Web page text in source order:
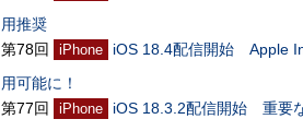
用推奨
第78回
iPhone
iOS 18.4配信開始 Apple
用可能に！
第77回
iPhone
iOS 18.3.2配信開始 重要